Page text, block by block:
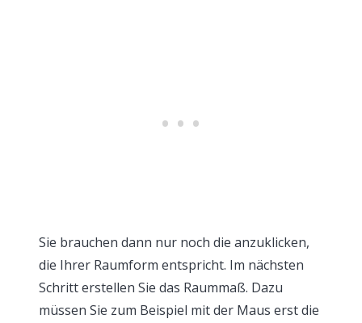
Sie brauchen dann nur noch die anzuklicken,
die Ihrer Raumform entspricht. Im nächsten
Schritt erstellen Sie das Raummaß. Dazu
müssen Sie zum Beispiel mit der Maus erst die